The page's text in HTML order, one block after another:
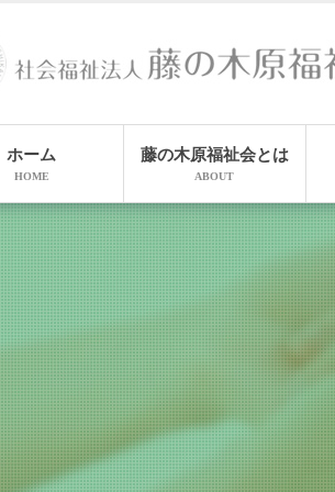
ホーム
HOME
藤の木原福祉会とは
ABOUT